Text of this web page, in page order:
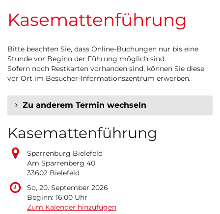
Haupt-
Inhalt
Kasemattenführung
Bitte beachten Sie, dass Online-Buchungen nur bis eine
Stunde vor Beginn der Führung möglich sind.
Sofern noch Restkarten vorhanden sind, können Sie diese
vor Ort im Besucher-Informationszentrum erwerben.
Zu anderem Termin wechseln
Kasemattenführung
Sparrenburg Bielefeld
Am Sparrenberg 40
33602 Bielefeld
So, 20. September 2026
Beginn: 16:00 Uhr
Zum Kalender hinzufügen